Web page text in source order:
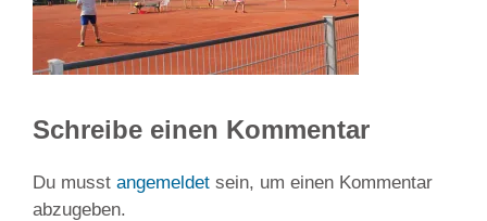
Schreibe einen Kommentar
Du musst angemeldet sein, um einen Kommentar
abzugeben.